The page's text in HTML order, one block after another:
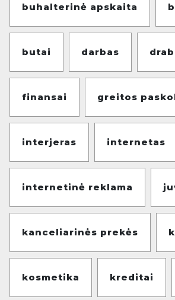
buhalterinė apskaita
butai darbas
finansai greitos
interjeras internetas
internetinė reklama
kanceliarinės prekės
kosmetika kreditai